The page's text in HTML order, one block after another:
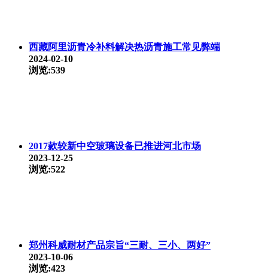
西藏阿里沥青冷补料解决热沥青施工常见弊端
2024-02-10
浏览:539
2017款较新中空玻璃设备已推进河北市场
2023-12-25
浏览:522
郑州科威耐材产品宗旨“三耐、三小、两好”
2023-10-06
浏览:423